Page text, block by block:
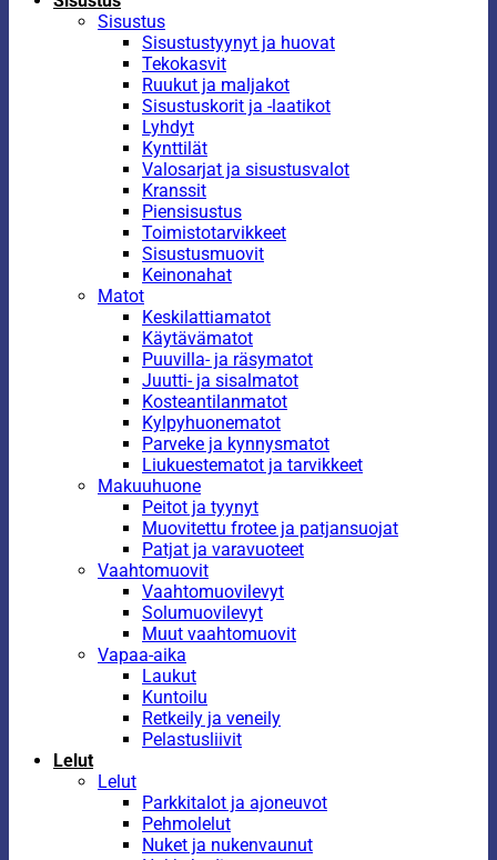
Sisustus
Sisustustyynyt ja huovat
Tekokasvit
Ruukut ja maljakot
Sisustuskorit ja -laatikot
Lyhdyt
Kynttilät
Valosarjat ja sisustusvalot
Kranssit
Piensisustus
Toimistotarvikkeet
Sisustusmuovit
Keinonahat
Matot
Keskilattiamatot
Käytävämatot
Puuvilla- ja räsymatot
Juutti- ja sisalmatot
Kosteantilanmatot
Kylpyhuonematot
Parveke ja kynnysmatot
Liukuestematot ja tarvikkeet
Makuuhuone
Peitot ja tyynyt
Muovitettu frotee ja patjansuojat
Patjat ja varavuoteet
Vaahtomuovit
Vaahtomuovilevyt
Solumuovilevyt
Muut vaahtomuovit
Vapaa-aika
Laukut
Kuntoilu
Retkeily ja veneily
Pelastusliivit
Lelut
Lelut
Parkkitalot ja ajoneuvot
Pehmolelut
Nuket ja nukenvaunut